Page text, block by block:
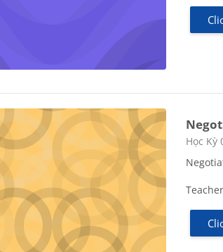
Course
Học Kỳ